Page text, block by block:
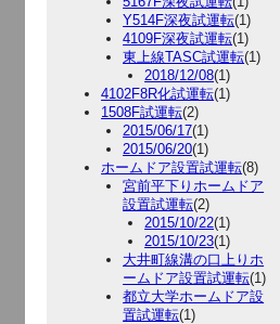
Y514F深夜試運転(1)
4109F深夜試運転(1)
東上線TASC試運転(1)
2018/12/08(1)
4102F8R化試運転(1)
1508F試運転(2)
2015/06/17(1)
2015/06/20(1)
ホームドア設置試運転(8)
宮前平下りホームドア
設置試運転(2)
2015/10/22(1)
2015/10/23(1)
大井町線溝の口上りホ
ームドア設置試運転(1)
都立大学ホームドア設
置試運転(1)